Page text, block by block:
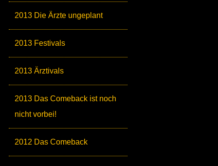
2013 Die Ärzte ungeplant
2013 Festivals
2013 Ärztivals
2013 Das Comeback ist noch
nicht vorbei!
2012 Das Comeback